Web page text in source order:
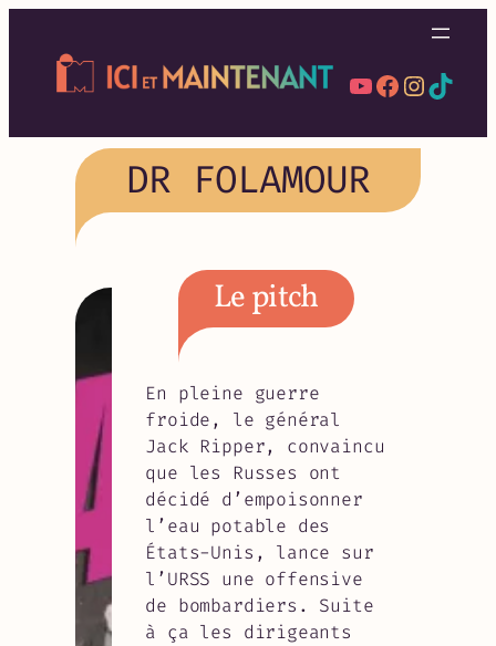
contenu
YouTube
Facebook
DR FOLAMOUR
Le pitch
En pleine guerre
froide, le général
Jack Ripper, convaincu
que les Russes ont
décidé d’empoisonner
l’eau potable des
États-Unis, lance sur
l’URSS une offensive
de bombardiers. Suite
à ça les dirigeants